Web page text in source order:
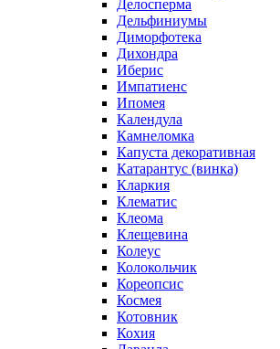
Делосперма
Дельфиниумы
Диморфотека
Дихондра
Иберис
Импатиенс
Ипомея
Календула
Камнеломка
Капуста декоративная
Катарантус (винка)
Кларкия
Клематис
Клеома
Клещевина
Колеус
Колокольчик
Кореопсис
Космея
Котовник
Кохия